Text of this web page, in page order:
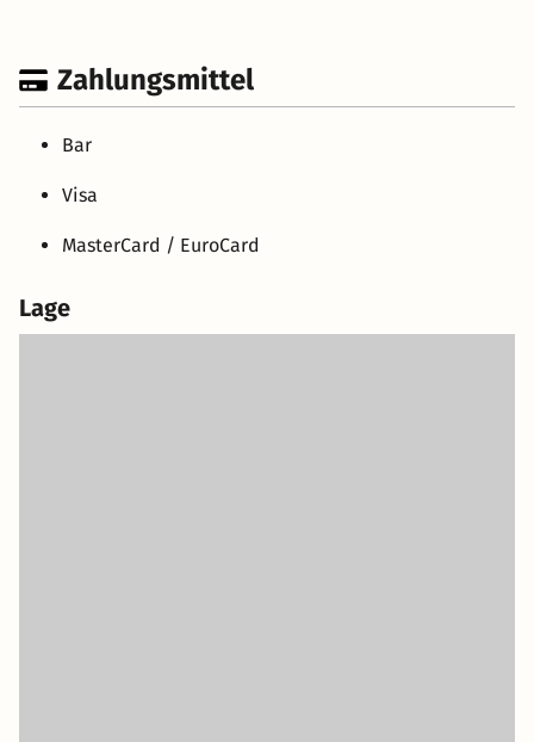
Zahlungsmittel
Bar
Visa
MasterCard / EuroCard
Lage